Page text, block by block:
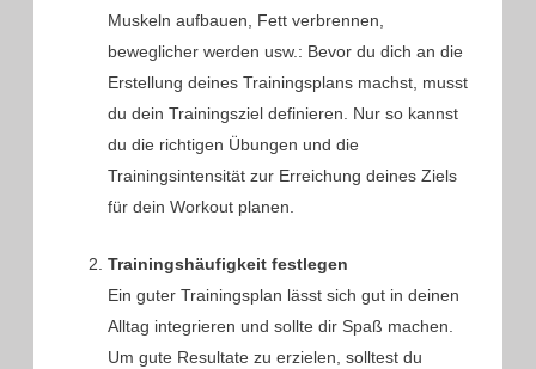
Muskeln aufbauen, Fett verbrennen,
beweglicher werden usw.: Bevor du dich an die
Erstellung deines Trainingsplans machst, musst
du dein Trainingsziel definieren. Nur so kannst
du die richtigen Übungen und die
Trainingsintensität zur Erreichung deines Ziels
für dein Workout planen.
Trainingshäufigkeit festlegen
Ein guter Trainingsplan lässt sich gut in deinen
Alltag integrieren und sollte dir Spaß machen.
Um gute Resultate zu erzielen, solltest du